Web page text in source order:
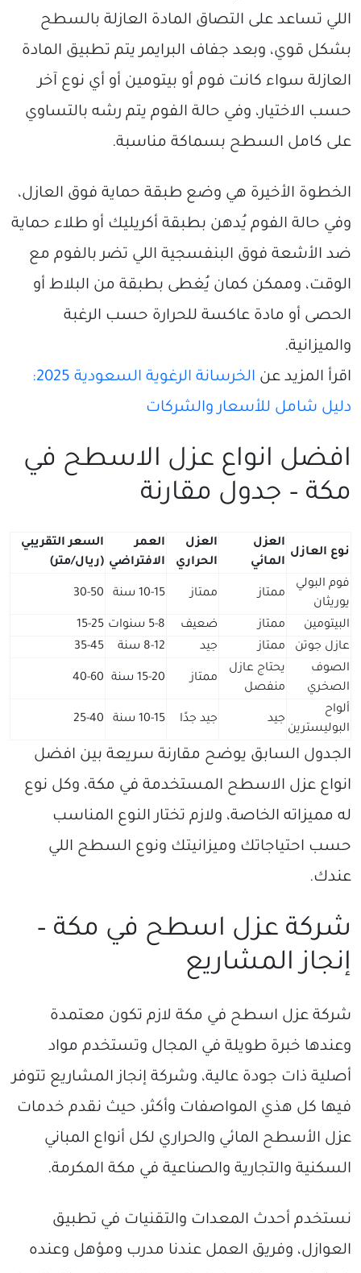
اللي تساعد على التصاق المادة العازلة بالسطح
بشكل قوي، وبعد جفاف البرايمر يتم تطبيق المادة
العازلة سواء كانت فوم أو بيتومين أو أي نوع آخر
حسب الاختيار، وفي حالة الفوم يتم رشه بالتساوي
على كامل السطح بسماكة مناسبة.
الخطوة الأخيرة هي وضع طبقة حماية فوق العازل،
وفي حالة الفوم يُدهن بطبقة أكريليك أو طلاء حماية
ضد الأشعة فوق البنفسجية اللي تضر بالفوم مع
الوقت، وممكن كمان يُغطى بطبقة من البلاط أو
الحصى أو مادة عاكسة للحرارة حسب الرغبة
والميزانية.
اقرأ المزيد عن
الخرسانة الرغوية السعودية 2025:
دليل شامل للأسعار والشركات
افضل انواع عزل الاسطح في
مكة – جدول مقارنة
نوع العازل
العزل
المائي
العزل
الحراري
العمر
الافتراضي
السعر التقريبي
(ريال/متر)
فوم البولي
يوريثان
ممتاز ممتاز 10-15 سنة 30-50
البيتومين ممتاز ضعيف 5-8 سنوات
15-25
عازل جوتن
ممتاز جيد 8-12 سنة
35-45
الصوف
الصخري
يحتاج عازل
منفصل
ممتاز 15-20 سنة 40-60
ألواح
البوليسترين
جيد جيد جدًا 10-15 سنة 25-40
الجدول السابق يوضح مقارنة سريعة بين افضل
انواع عزل الاسطح المستخدمة في مكة، وكل نوع
له مميزاته الخاصة، ولازم تختار النوع المناسب
حسب احتياجاتك وميزانيتك ونوع السطح اللي
عندك.
شركة عزل اسطح في مكة –
إنجاز المشاريع
شركة عزل اسطح في مكة لازم تكون معتمدة
وعندها خبرة طويلة في المجال وتستخدم مواد
أصلية ذات جودة عالية، وشركة إنجاز المشاريع تتوفر
فيها كل هذي المواصفات وأكثر، حيث نقدم خدمات
عزل الأسطح المائي والحراري لكل أنواع المباني
السكنية والتجارية والصناعية في مكة المكرمة.
نستخدم أحدث المعدات والتقنيات في تطبيق
العوازل، وفريق العمل عندنا مدرب ومؤهل وعنده